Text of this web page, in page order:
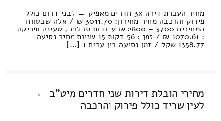
מחיר העברת דירה 3x חדרים מאפיק ← לבני דרום כולל
פירוק והרכבה מחיר מחירון: 3011.70 ₪ / אלה שבטווח
המחירים 3700 – 2800 ₪ עבודות סבלות , טעינה ופריקה
: 1070.61 ₪ / זמן : 56 דקות 15 שניות מחיר נסיעה
1358.77 שקל / זמן נסיעה בין ערים 1 [...]
מחירי הובלת דירות שני חדרים מיט"ב ←
לעין שריד כולל פירוק והרכבה